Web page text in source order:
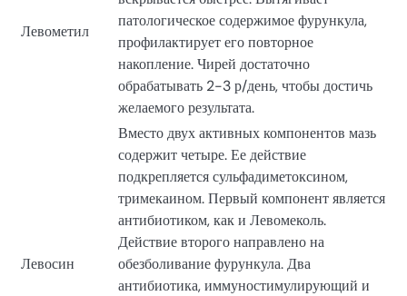
Левометил
патологическое содержимое фурункула,
профилактирует его повторное
накопление. Чирей достаточно
обрабатывать 2-3 р/день, чтобы достичь
желаемого результата.
Левосин
Вместо двух активных компонентов мазь
содержит четыре. Ее действие
подкрепляется сульфадиметоксином,
тримекаином. Первый компонент является
антибиотиком, как и Левомеколь.
Действие второго направлено на
обезболивание фурункула. Два
антибиотика, иммуностимулирующий и